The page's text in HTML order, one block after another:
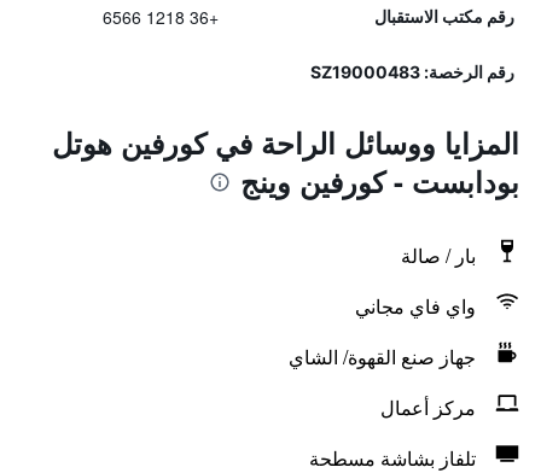
رقم مكتب الاستقبال +36 1218 6566
رقم الرخصة: SZ19000483
المزايا ووسائل الراحة في كورفين هوتل
بودابست - كورفين وينج
بار / صالة
واي فاي مجاني
جهاز صنع القهوة/ الشاي
مركز أعمال
تلفاز بشاشة مسطحة